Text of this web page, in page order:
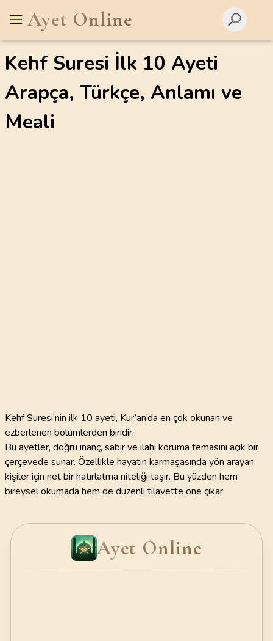
Ayet Online
Kehf Suresi İlk 10 Ayeti
Arapça, Türkçe, Anlamı ve
Meali
Kehf Suresi’nin ilk 10 ayeti, Kur’an’da en çok okunan ve
ezberlenen bölümlerden biridir.
Bu ayetler, doğru inanç, sabır ve ilahi koruma temasını açık bir
çerçevede sunar. Özellikle hayatın karmaşasında yön arayan
kişiler için net bir hatırlatma niteliği taşır. Bu yüzden hem
bireysel okumada hem de düzenli tilavette öne çıkar.
Ayet Online